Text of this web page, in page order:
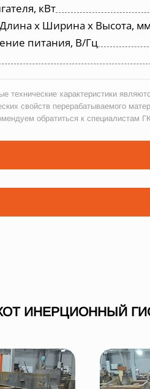
кВт
х Ширина х Высота, мм
питания, В/Гц
технические характеристики
свойств перерабатываемого
обратиться к специалистам
ИНЕРЦИОННЫЙ